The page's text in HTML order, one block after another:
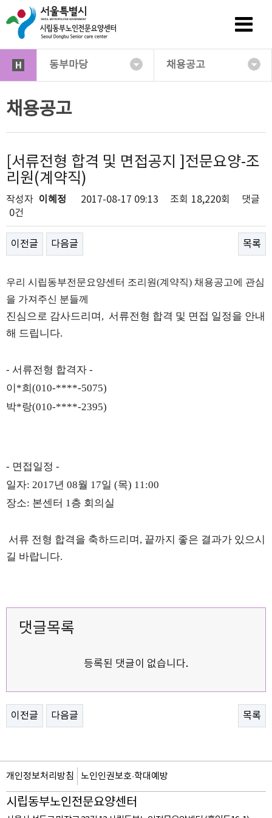
동부마당 채용공고
채용공고
[서류전형 합격 및 면접공지 ]전문요양-조
리원(계약직)
작성자 이혜정 2017-08-17 09:13 조회 18,220회
댓글
0건
이전글 다음글 목록
우리 시립동부전문요양센터 조리원(계약직) 채용공고에 관심
을 가져주신 분들께
진심으로 감사드리며, 서류전형 합격 및 면접 일정을 안내
해 드립니다.
- 서류전형 합격자​ -
이*희(010-****-5075)
박*랑(010-****-2395)​
- 면접일정 -
일자: 2017년 08월 17일​ (목) 11:00
장소: 본센터 1층 회의실
서류 전형 합격을 축하드리며, 끝까지 좋은 결과가 있으시
길 바랍니다.
댓글목록
등록된 댓글이 없습니다.
이전글 다음글 목록
개인정보처리방침 노인인권보호·학대예방
시립동부노인전문요양센터